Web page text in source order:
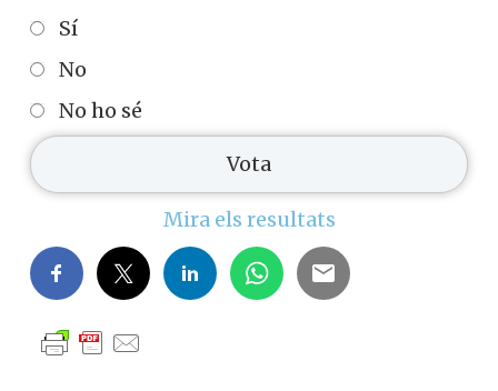
Sí
No
No ho sé
Mira els resultats